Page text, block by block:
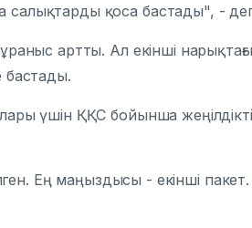
салықтарды қоса бастады", -
артты. Ал екінші
бастады.
үшін ҚҚС бойынша
Ең маңыздысы - екінші пакет.